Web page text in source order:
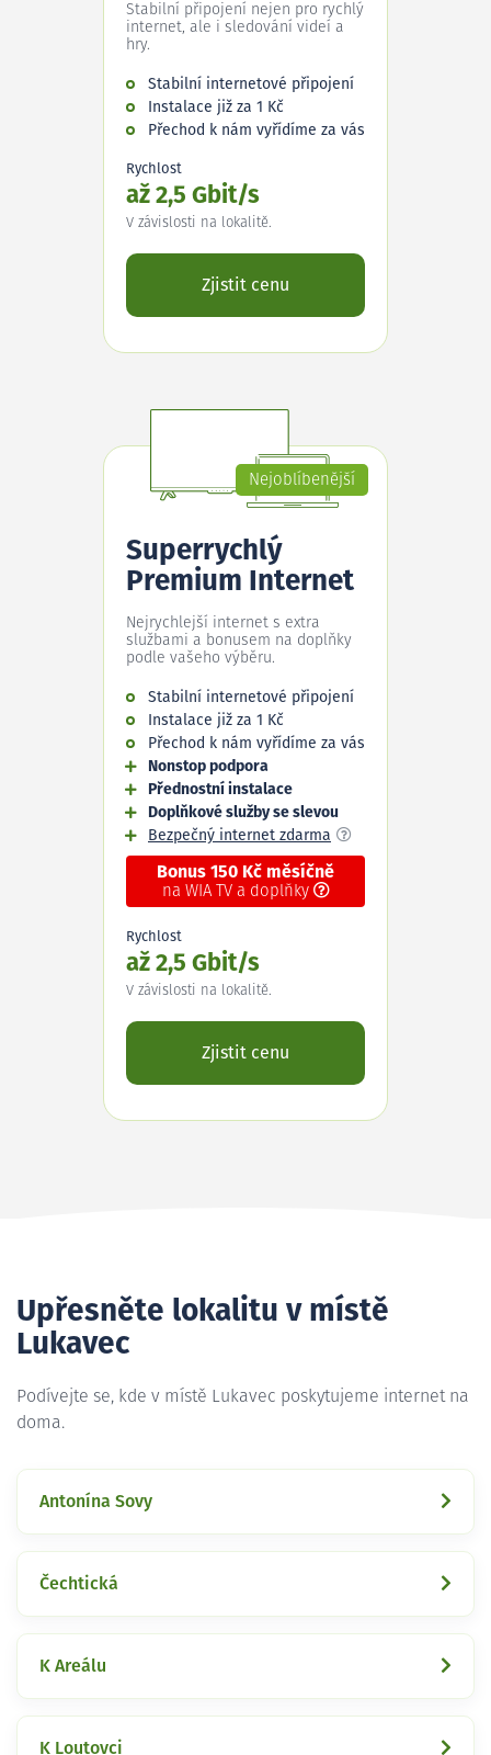
Stabilní připojení nejen pro rychlý
internet, ale i sledování videí a
hry.
Stabilní internetové připojení
Instalace již za 1 Kč
Přechod k nám vyřídíme za vás
Rychlost
až 2,5 Gbit/s
V závislosti na lokalitě.
Zjistit cenu
Nejoblíbenější
Superrychlý
Premium Internet
Nejrychlejší internet s extra
službami a bonusem na doplňky
podle vašeho výběru.
Stabilní internetové připojení
Instalace již za 1 Kč
Přechod k nám vyřídíme za vás
Nonstop podpora
Přednostní instalace
Doplňkové služby se slevou
Bezpečný internet zdarma
Bonus 150 Kč měsíčně
na WIA TV a doplňky
Rychlost
až 2,5 Gbit/s
V závislosti na lokalitě.
Zjistit cenu
Upřesněte lokalitu v místě
Lukavec
Podívejte se, kde v místě Lukavec poskytujeme internet na
doma.
Antonína Sovy
Čechtická
K Areálu
K Loutovci